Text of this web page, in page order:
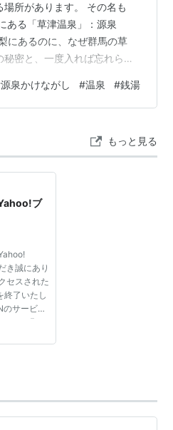
場所があります。 その名も
ある「草津温泉」：源泉
にあるのに、なぜ群馬の草
密と、一度入れば忘れられ
歴史 山梨にある「草津温
は、昭和の温かい物語があり
名を冠して「草津湯」と名
戦後休業していたこの店を
り受け、昭和2…
源泉かけながし #温泉 #銭湯
もっと見る
ブ
き誠にあり
セスされた
終了いたし
サービス
くお願い